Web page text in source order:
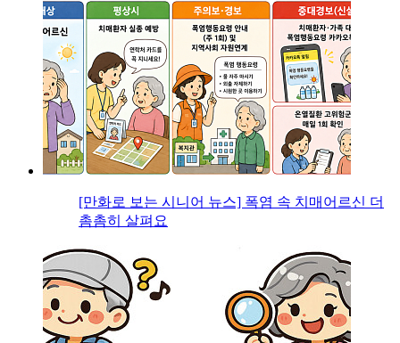
[만화로 보는 시니어 뉴스] 폭염 속 치매어르신 더
촘촘히 살펴요